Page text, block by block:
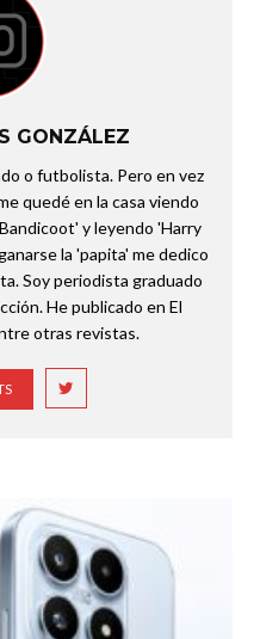
GONZÁLEZ
o futbolista. Pero en vez
quedé en la casa viendo
y leyendo 'Harry
la 'papita' me dedico
Soy periodista graduado
He publicado en El
otras revistas.